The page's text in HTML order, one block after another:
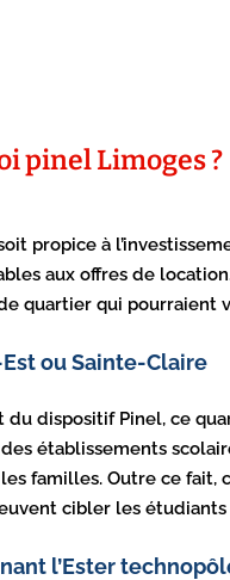
pinel Limoges ?
propice à
aux offres de
quartier qui pourraient
ou Sainte-Claire
dispositif Pinel, ce
établissements
familles. Outre ce fait,
cibler les
l’Ester